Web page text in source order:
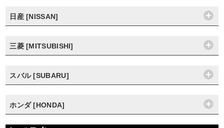
日産 [NISSAN]
三菱 [MITSUBISHI]
スバル [SUBARU]
ホンダ [HONDA]